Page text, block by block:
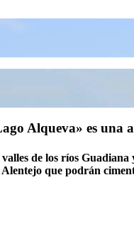
Alqueva» es una
de los ríos
que podrán